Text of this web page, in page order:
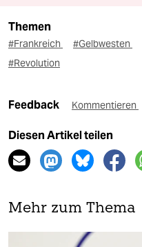
Themen
#Frankreich #Gelbwesten
#Revolution
Feedback Kommentieren
Diesen Artikel teilen
Mehr zum Thema